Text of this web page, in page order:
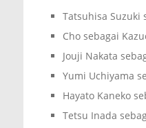
Tatsuhisa Suzuki
Cho sebagai
Jouji Nakata
Yumi Uchiyama
Hayato Kaneko
Tetsu Inada